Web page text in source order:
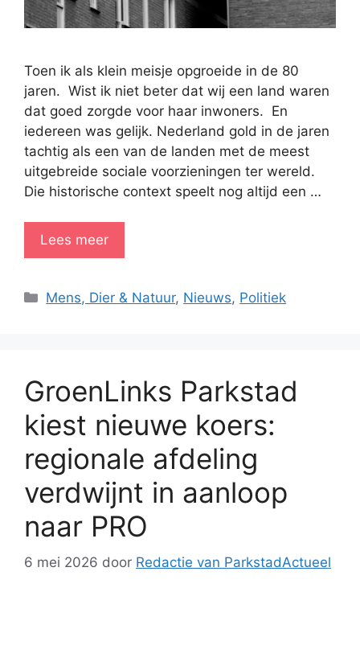
Toen ik als klein meisje opgroeide in de 80
jaren. Wist ik niet beter dat wij een land waren
dat goed zorgde voor haar inwoners. En
iedereen was gelijk. Nederland gold in de jaren
tachtig als een van de landen met de meest
uitgebreide sociale voorzieningen ter wereld.
Die historische context speelt nog altijd een …
Lees meer
Categorieën
Mens, Dier & Natuur, Nieuws, Politiek
GroenLinks Parkstad
kiest nieuwe koers:
regionale afdeling
verdwijnt in aanloop
naar PRO
6 mei 2026 door Redactie van ParkstadActueel